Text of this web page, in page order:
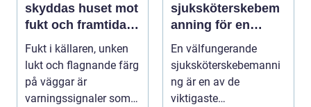
skyddas huset mot
fukt och framtida
skador
Fukt i källaren, unken
lukt och flagnande färg
på väggar är
varningssignaler som
sjuksköterskebem
anning för en
tryggare vård
En välfungerande
sjuksköterskebemanni
ng är en av de
viktigaste